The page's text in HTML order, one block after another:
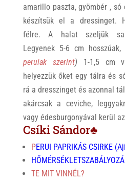
amarillo paszta, gyömbér ,
készítsük el a dressinget.
félre. A halat szeljük
Legyenek 5-6 cm
peruiak szerint) 1-1,5 cm
helyezzük őket egy tálra és
rá a dresszinget és azonnal
akárcsak a ceviche,
vagy édesburgonyával kerül
Csíki Sándor♣
PERUI PAPRIKÁS CSIRKE
TE MIT VINNÉL?